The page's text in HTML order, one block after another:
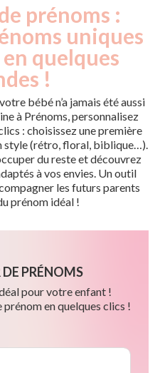
prénoms :
uniques
quelques
!
bébé n’a jamais été aussi
à Prénoms, personnalisez
: choisissez une première
style (rétro, floral, biblique…).
du reste et découvrez
à vos envies. Un outil
les futurs parents
prénom idéal !
PRÉNOMS
pour votre enfant !
en quelques clics !